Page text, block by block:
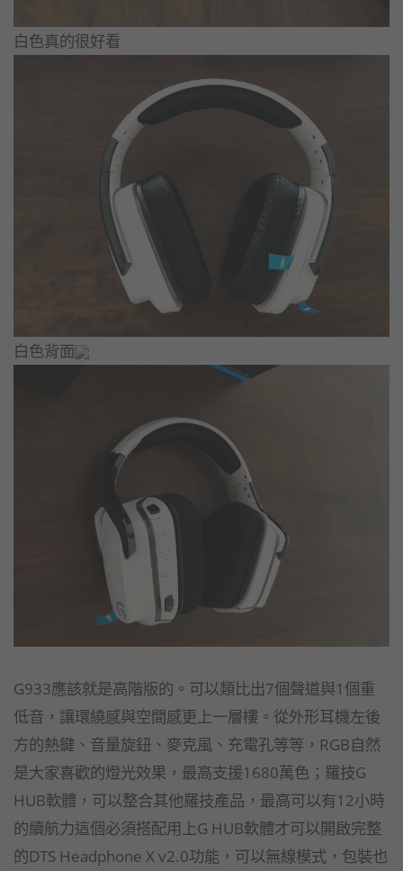
白色真的很好看
白色背面
G933應該就是高階版的。可以類比出7個聲道與1個重
低音，讓環繞感與空間感更上一層樓。從外形耳機左後
方的熱鍵、音量旋鈕、麥克風、充電孔等等，RGB自然
是大家喜歡的燈光效果，最高支援1680萬色；羅技G
HUB軟體，可以整合其他羅技產品，最高可以有12小時
的續航力這個必須搭配用上G HUB軟體才可以開啟完整
的DTS Headphone X v2.0功能，可以無線模式，包裝也